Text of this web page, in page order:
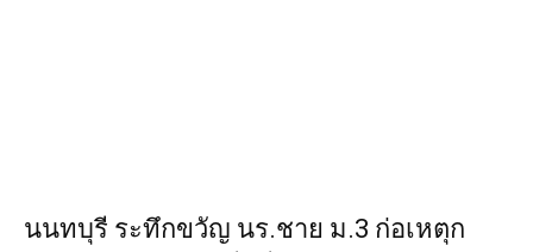
นนทบุรี ระทึกขวัญ นร.ชาย ม.3 ก่อเหตุก